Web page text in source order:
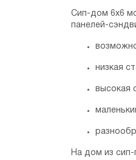
Сип-дом 6х6
панелей-
низкая
высокая
На дом из сип-